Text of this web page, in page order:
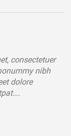
consectetuer
nibh
dolore